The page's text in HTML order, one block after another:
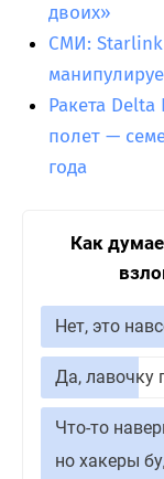
двоих»
СМИ: Starlink
Ракета
полет —
года
Как
Нет, это
Да, лавочку
Что-то
но хакеры